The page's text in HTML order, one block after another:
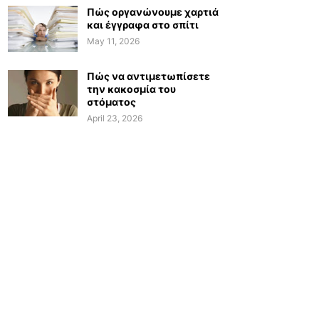
Πώς οργανώνουμε χαρτιά
και έγγραφα στο σπίτι
May 11, 2026
Πώς να αντιμετωπίσετε
την κακοσμία του
στόματος
April 23, 2026